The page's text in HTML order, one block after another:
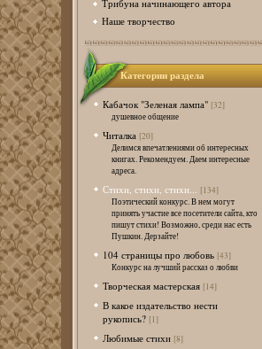
Трибуна начинающего автора
Наше творчество
Категории раздела
Кабачок "Зеленая лампа" [32]
душевное общение
Читалка [20]
Делимся впечатлениями об интересных
книгах. Рекомендуем. Даем интересные
адреса.
Стихи, стихи, стихи... [134]
Поэтический конкурс. В нем могут
принять участие все посетители сайта, кто
пишут стихи! Возможно, среди нас есть
Пушкин. Дерзайте!
104 страницы про любовь [43]
Конкурс на лучший рассказ о любви
Творческая мастерская [14]
В какое издательство нести
рукопись? [1]
Любимые стихи [8]